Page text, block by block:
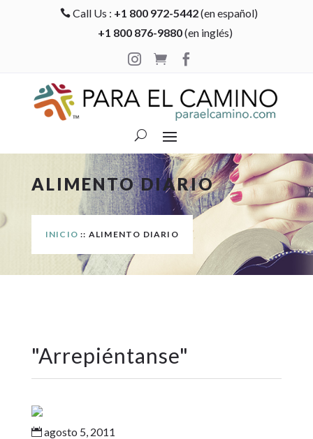
 Call Us : +1 800 972-5442(en español)
+1 800 876-9880(en inglés)

 
ALIMENTO DIARIO
INICIO :: ALIMENTO DIARIO
"Arrepiéntanse"
agosto 5, 2011